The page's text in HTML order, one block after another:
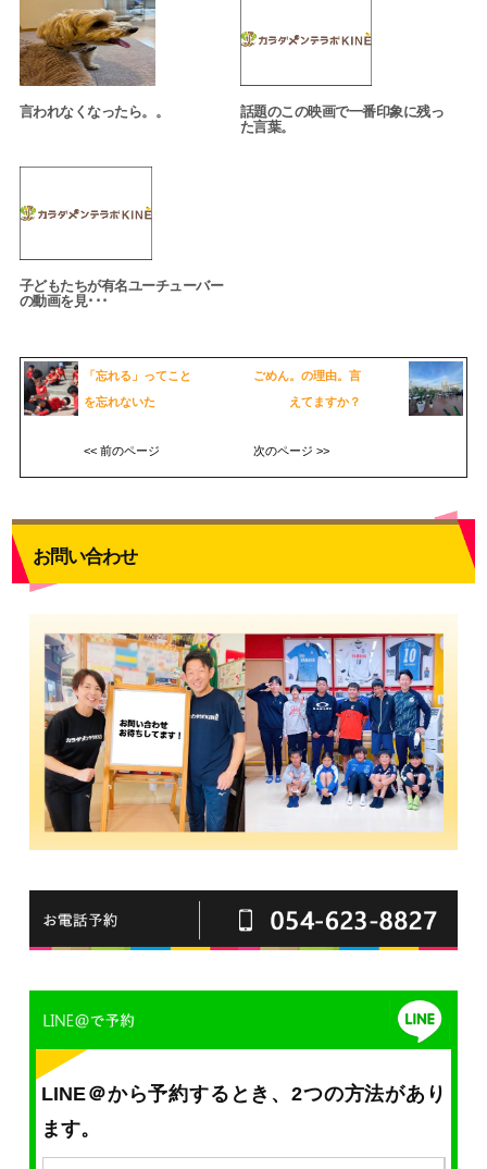
言われなくなったら。。
話題のこの映画で一番印象に残っ
た言葉。
子どもたちが有名ユーチューバー
の動画を見･･･
「忘れる」ってこと
を忘れないた
<< 前のページ
ごめん。の理由。言
えてますか？
次のページ >>
お問い合わせ
LINE＠から予約するとき、2つの方法があり
ます。